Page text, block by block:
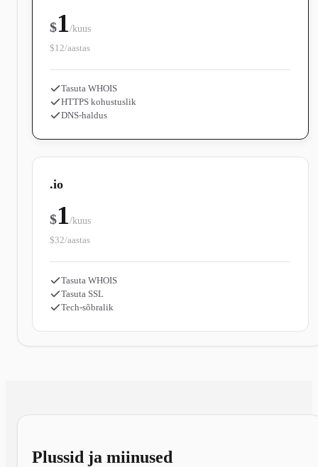
$1/kuus
$12/aastas
Tasuta WHOIS
HTTPS kohustuslik
DNS-haldus
.io
$1/kuus
$32/aastas
Tasuta WHOIS
Tasuta SSL
Tech-sõbralik
Plussid ja miinused